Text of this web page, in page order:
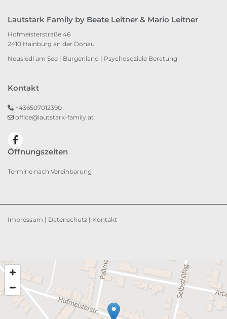
Lautstark Family by Beate Leitner & Mario Leitner
Hofmeisterstraße 46
2410 Hainburg an der Donau
Neusiedl am See | Burgenland | Psychosoziale Beratung
Kontakt
 +436507012390
 office@lautstark-family.at
Öffnungszeiten
Termine nach Vereinbarung
Impressum | Datenschutz | Kontakt